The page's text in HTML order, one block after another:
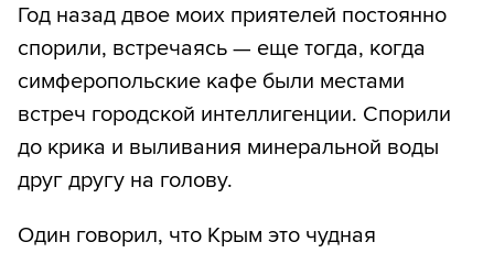
Год назад двое моих приятелей постоянно
спорили, встречаясь — еще тогда, когда
симферопольские кафе были местами
встреч городской интеллигенции. Спорили
до крика и выливания минеральной воды
друг другу на голову.
Один говорил, что Крым это чудная